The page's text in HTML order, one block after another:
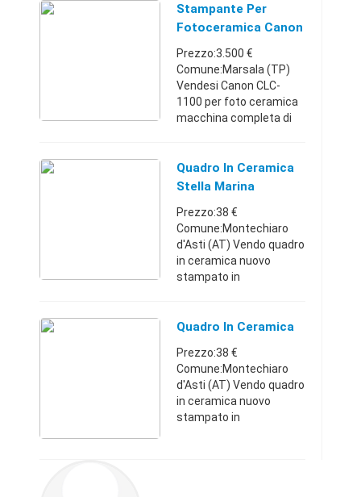
completa di
tutto.Prezzo poco
Stampante Per
Fotoceramica Canon
CLC-1100
Prezzo:3.500 €
Comune:Marsala (TP)
Vendesi Canon CLC-
1100 per foto ceramica
macchina completa di
revisione perchè da
qualche mese non
Quadro In Ceramica
Stella Marina
Prezzo:38 €
Comune:Montechiaro
d'Asti (AT) Vendo quadro
in ceramica nuovo
stampato in
cornice in legno rustico il
l'imballo e la spedizione
...
Quadro In Ceramica
Prezzo:38 €
Comune:Montechiaro
d'Asti (AT) Vendo quadro
in ceramica nuovo
stampato in